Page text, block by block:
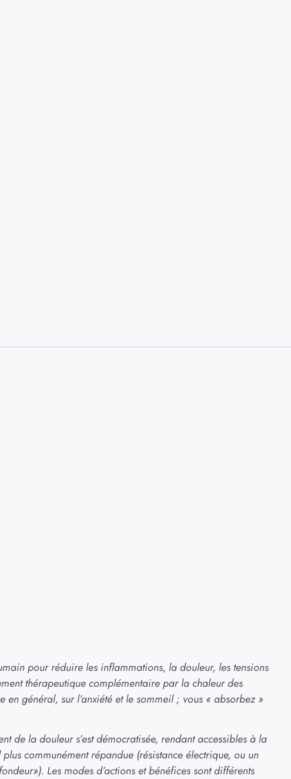
pour réduire les inflammations, la douleur, les tensions
thérapeutique complémentaire par la chaleur des
général, sur l’anxiété et le sommeil ; vous « absorbez »
de la douleur s’est démocratisée, rendant accessibles à la
communément répandue (résistance électrique, ou un
Les modes d’actions et bénéfices sont différents